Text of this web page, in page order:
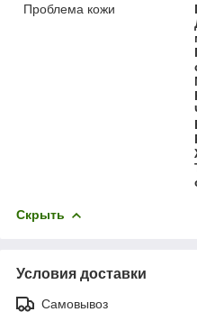
Проблема кожи
Скрыть
Условия доставки
Самовывоз